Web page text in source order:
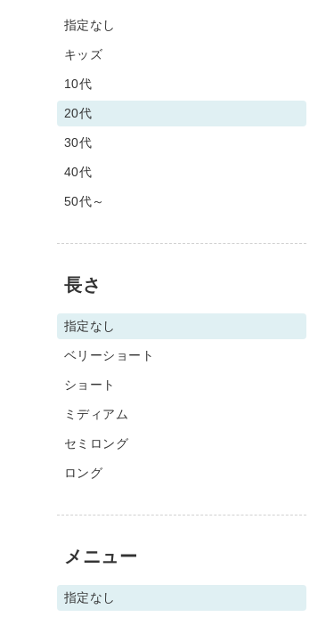
指定なし
キッズ
10代
20代
30代
40代
50代～
長さ
指定なし
ベリーショート
ショート
ミディアム
セミロング
ロング
メニュー
指定なし